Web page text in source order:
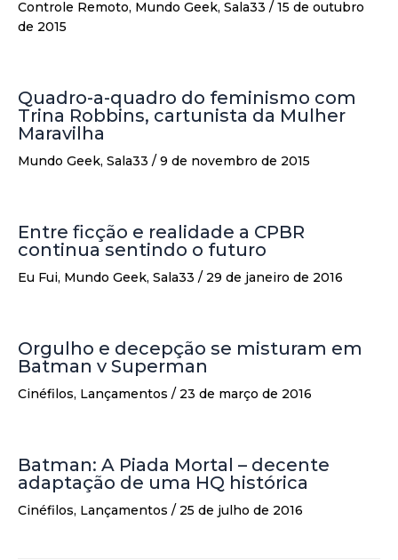
Controle Remoto, Mundo Geek, Sala33 / 15 de outubro
de 2015
Quadro-a-quadro do feminismo com
Trina Robbins, cartunista da Mulher
Maravilha
Mundo Geek, Sala33 / 9 de novembro de 2015
Entre ficção e realidade a CPBR
continua sentindo o futuro
Eu Fui, Mundo Geek, Sala33 / 29 de janeiro de 2016
Orgulho e decepção se misturam em
Batman v Superman
Cinéfilos, Lançamentos / 23 de março de 2016
Batman: A Piada Mortal – decente
adaptação de uma HQ histórica
Cinéfilos, Lançamentos / 25 de julho de 2016